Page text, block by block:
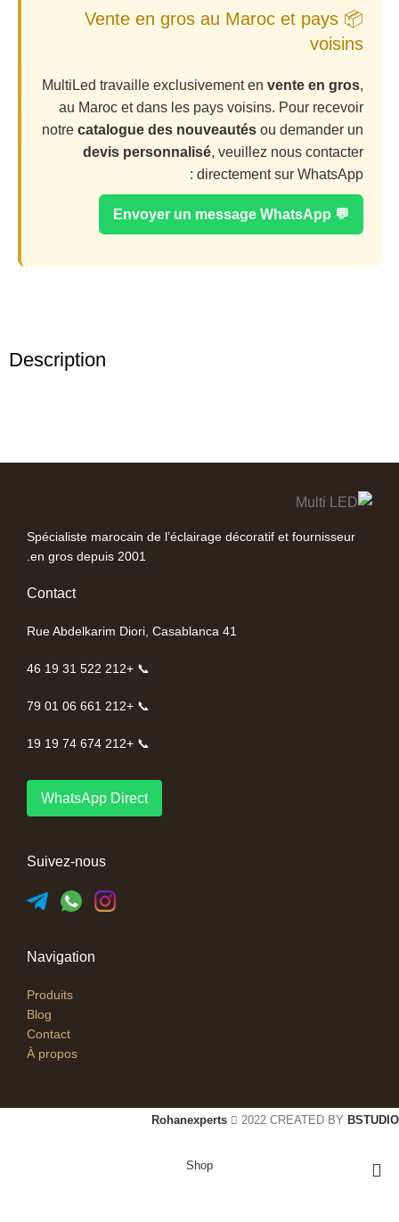
📦 Vente en gros au Maroc et pays
voisins
MultiLed travaille exclusivement en vente en gros,
au Maroc et dans les pays voisins. Pour recevoir
notre catalogue des nouveautés ou demander un
devis personnalisé, veuillez nous contacter
directement sur WhatsApp :
💬 Envoyer un message WhatsApp
Description
Spécialiste marocain de l’éclairage décoratif et fournisseur
en gros depuis 2001.
Contact
41 Rue Abdelkarim Diori, Casablanca
📞 +212 522 31 19 46
📞 +212 661 06 01 79
📞 +212 674 74 19 19
WhatsApp Direct
Suivez-nous
Navigation
Produits
Blog
Contact
À propos
Rohanexperts 2022 CREATED BY BSTUDIO
Shop